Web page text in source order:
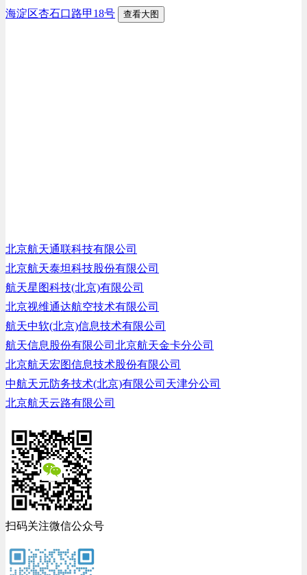
海淀区杏石口路甲18号 查看大图
北京航天通联科技有限公司
北京航天泰坦科技股份有限公司
航天星图科技(北京)有限公司
北京视维通达航空技术有限公司
航天中软(北京)信息技术有限公司
航天信息股份有限公司北京航天金卡分公司
北京航天宏图信息技术股份有限公司
中航天元防务技术(北京)有限公司天津分公司
北京航天云路有限公司
扫码关注微信公众号